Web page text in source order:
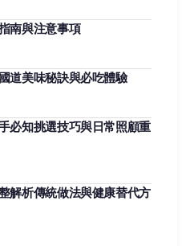
南與注意事項
道美味秘訣與必吃體驗
必知挑選技巧與日常照顧重
解析傳統做法與健康替代方